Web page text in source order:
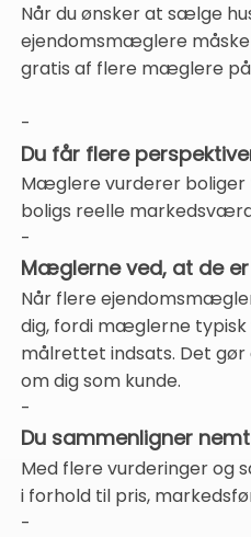
Når du ønsker at sælge
ejendomsmæglere
gratis af flere mæglere på
-
Du får flere
Mæglere vurderer boliger
boligs reelle
-
Mæglerne ved, at de
Når flere
dig, fordi mæglerne typisk
målrettet indsats. Det
om dig som kunde.
-
Du sammenligner
Med flere vurderinger og
i forhold til pris,
-